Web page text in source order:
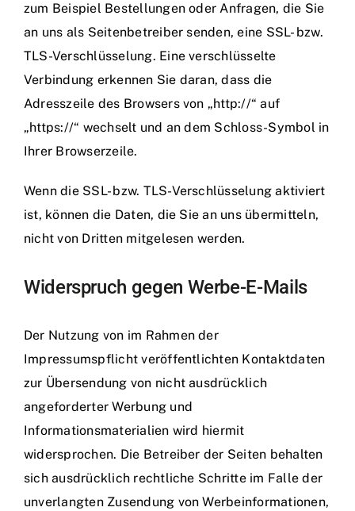
zum Beispiel Bestellungen oder Anfragen, die Sie
an uns als Seitenbetreiber senden, eine SSL- bzw.
TLS-Verschlüsselung. Eine verschlüsselte
Verbindung erkennen Sie daran, dass die
Adresszeile des Browsers von „http://“ auf
„https://“ wechselt und an dem Schloss-Symbol in
Ihrer Browserzeile.
Wenn die SSL- bzw. TLS-Verschlüsselung aktiviert
ist, können die Daten, die Sie an uns übermitteln,
nicht von Dritten mitgelesen werden.
Widerspruch gegen Werbe-E-Mails
Der Nutzung von im Rahmen der
Impressumspflicht veröffentlichten Kontaktdaten
zur Übersendung von nicht ausdrücklich
angeforderter Werbung und
Informationsmaterialien wird hiermit
widersprochen. Die Betreiber der Seiten behalten
sich ausdrücklich rechtliche Schritte im Falle der
unverlangten Zusendung von Werbeinformationen,